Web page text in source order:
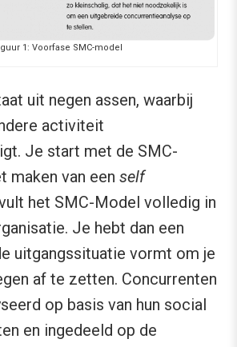
1: Voorfase SMC-model
uit negen assen, waarbij
activiteit
Je start met de SMC-
maken van een self
het SMC-Model volledig in
Je hebt dan een
uitgangssituatie vormt om je
af te zetten. Concurrenten
op basis van hun social
en ingedeeld op de